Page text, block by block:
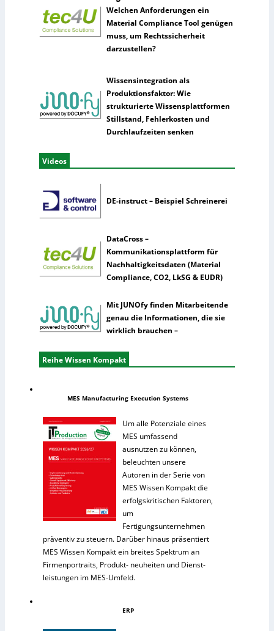
Welchen Anforderungen ein
Material Compliance Tool genügen
muss, um Rechtssicherheit
darzustellen?
Wissensintegration als
Produktionsfaktor: Wie
strukturierte Wissensplattformen
Stillstand, Fehlerkosten und
Durchlaufzeiten senken
Videos
DE-instruct – Beispiel Schreinerei
DataCross –
Kommunikationsplattform für
Nachhaltigkeitsdaten (Material
Compliance, CO2, LkSG & EUDR)
Mit JUNOfy finden Mitarbeitende
genau die Informationen, die sie
wirklich brauchen –
Reihe Wissen Kompakt
MES Manufacturing Execution Systems
Um alle Potenziale eines
MES umfassend
ausnutzen zu können,
beleuchten unsere
Autoren in der Serie von
MES Wissen Kompakt die
erfolgskritischen Faktoren,
um
Fertigungsunternehmen
präventiv zu steuern. Darüber hinaus präsentiert
MES Wissen Kompakt ein breites Spektrum an
Firmenportraits, Produkt- neuheiten und Dienst-
leistungen im MES-Umfeld.
ERP